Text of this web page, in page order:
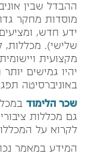
ההבדל שבין
מוסדות מחקר
ידע חדש,
שלישי).
מקצועית
יהיו גמישים
באוניברסיטה
שכר הלימוד
גם מכללות
לקרוא על